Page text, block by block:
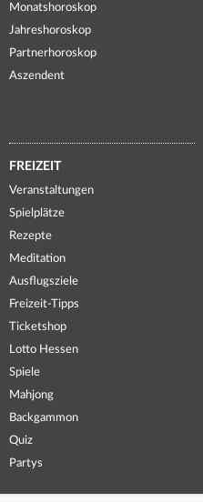
Monatshoroskop
Jahreshoroskop
Partnerhoroskop
Aszendent
FREIZEIT
Veranstaltungen
Spielplätze
Rezepte
Meditation
Ausflugsziele
Freizeit-Tipps
Ticketshop
Lotto Hessen
Spiele
Mahjong
Backgammon
Quiz
Partys